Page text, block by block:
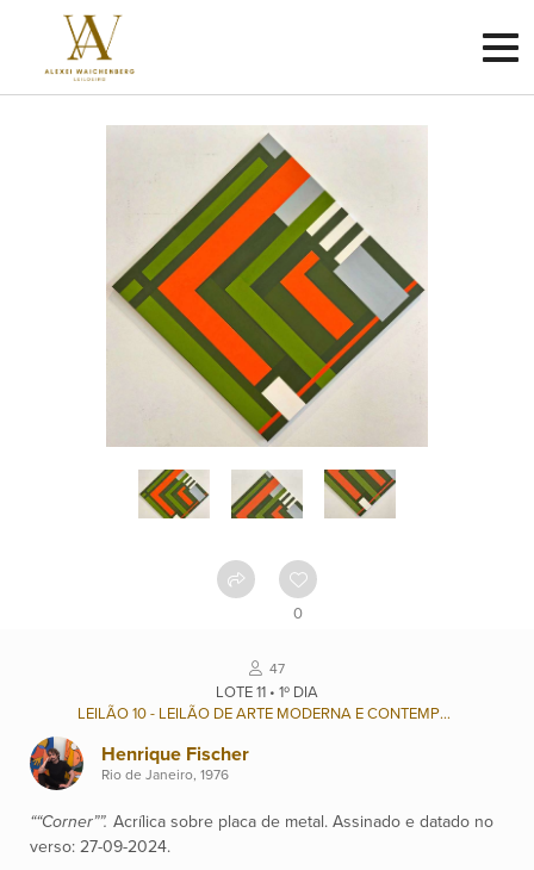
Faça
login
Home
Como
funciona
Contato
catálogo
Leilões
Qualificações
0
47
LOTE 11 • 1º DIA
LEILÃO 10 - LEILÃO DE ARTE MODERNA E CONTEMPORÂNEA BRASILEIRA
Henrique Fischer
Rio de Janeiro, 1976
““Corner””. Acrílica sobre placa de metal. Assinado e datado no
verso: 27-09-2024.